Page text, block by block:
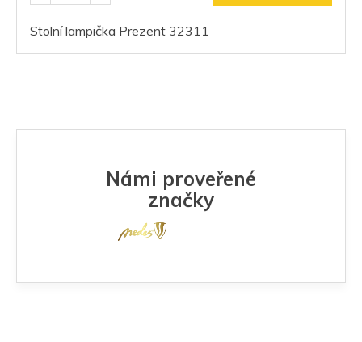
Stolní lampička Prezent 32311
Námi proveřené
značky